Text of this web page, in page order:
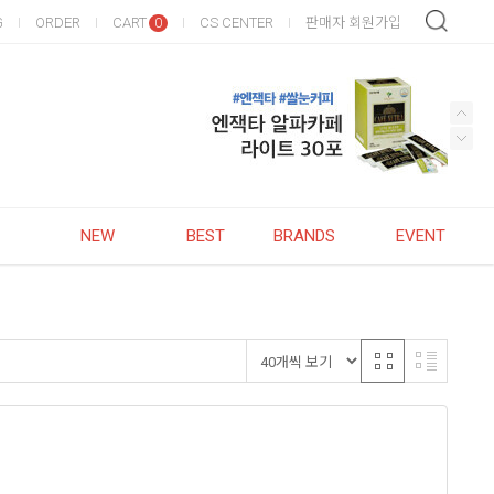
ORDER CART 0 CS CENTER 판매자 회원가입
NEW BEST BRANDS EVENT